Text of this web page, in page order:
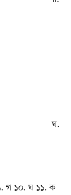
ii
ঘ.
গ ১০. ঘ ১১. ক